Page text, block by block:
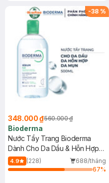
-38 %
348.000 ₫560.000 ₫
Bioderma
Nước Tẩy Trang Bioderma
Dành Cho Da Dầu & Hỗn Hợp
500ml
4.9 (228)
688/tháng
67%